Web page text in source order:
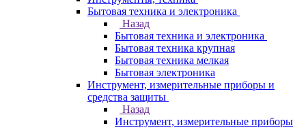
Бытовая техника и электроника
Назад
Бытовая техника и электроника
Бытовая техника крупная
Бытовая техника мелкая
Бытовая электроника
Инструмент, измерительные приборы и
средства защиты
Назад
Инструмент, измерительные приборы